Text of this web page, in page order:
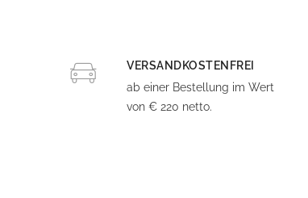
VERSANDKOSTENFREI
ab einer Bestellung im Wert
von € 220 netto.